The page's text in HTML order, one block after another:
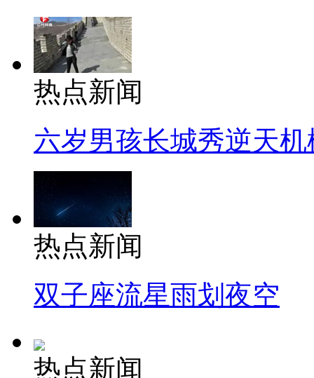
热点新闻
六岁男孩长城秀逆天机
热点新闻
双子座流星雨划夜空
热点新闻